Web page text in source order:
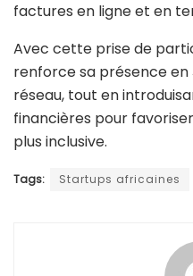
factures en ligne et en
Avec cette prise de
renforce sa présence
réseau, tout en
financières pour
plus inclusive.
Tags: Startups africaines